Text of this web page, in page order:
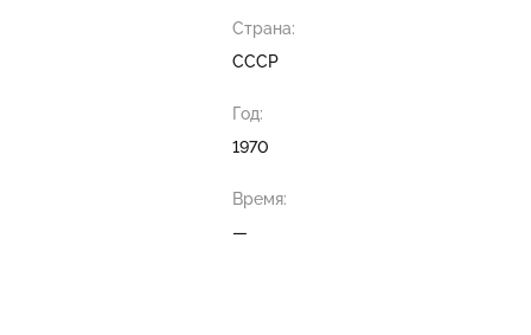
Страна:
СССР
Год:
1970
Время:
—